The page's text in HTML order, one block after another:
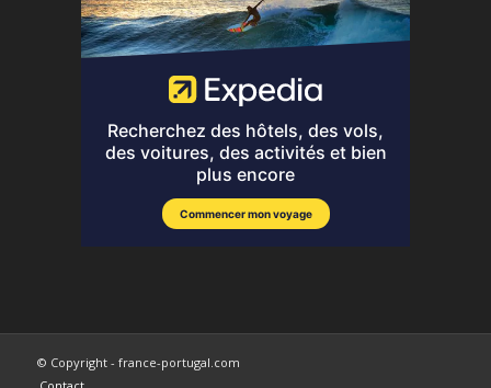
© Copyright - france-portugal.com